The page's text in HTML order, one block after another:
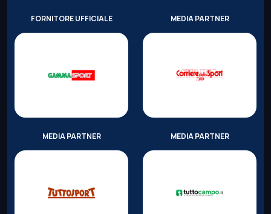
FORNITORE UFFICIALE MEDIA PARTNER
MEDIA PARTNER MEDIA PARTNER